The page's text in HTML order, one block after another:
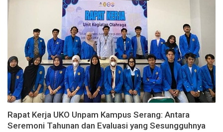
Rapat Kerja UKO Unpam Kampus Serang: Antara
Seremoni Tahunan dan Evaluasi yang Sesungguhnya